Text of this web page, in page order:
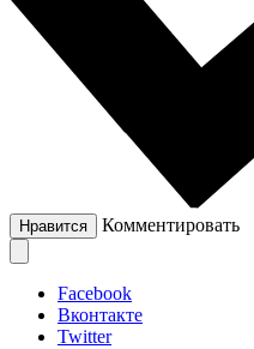
Нравится Комментировать
Facebook
Вконтакте
Twitter